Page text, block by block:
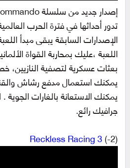
تدور أحداثها في فترة الحرب
الإصدارات السابقة يبقى مبدأ
اللعبة ،عليك بمحاربة القواة
بعثات عسكرية لتصفية النازيين،
يمكنك استعمال مدفع رشاش
يمكنك الاستعانة بالغارات الجوية
جرافيك رائع.
(2-)
Reckless Racing 3